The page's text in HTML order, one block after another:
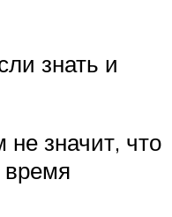
знать и
не значит, что
время